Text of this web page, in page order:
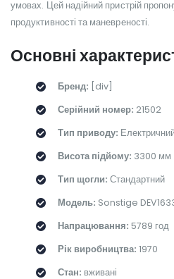
умовах. Цей надійний пристрій
продуктивності та маневреності.
Основні
Бренд: [div]
Серійний номер: 21502
Тип приводу:
Висота підйому: 3300 мм
Тип щогли: Стандартний
Модель: Sonstige
Напрацювання: 5789 год
Рік виробництва: 1970
Стан: вживані